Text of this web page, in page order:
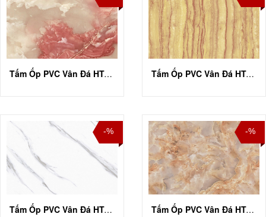
Tấm Ốp PVC Vân Đá HT-A004 Tấm Ốp PVC Vân Đá HT-A006
-%
Tấm Ốp PVC Vân Đá HT-A007
-%
Tấm Ốp PVC Vân Đá HT-A009